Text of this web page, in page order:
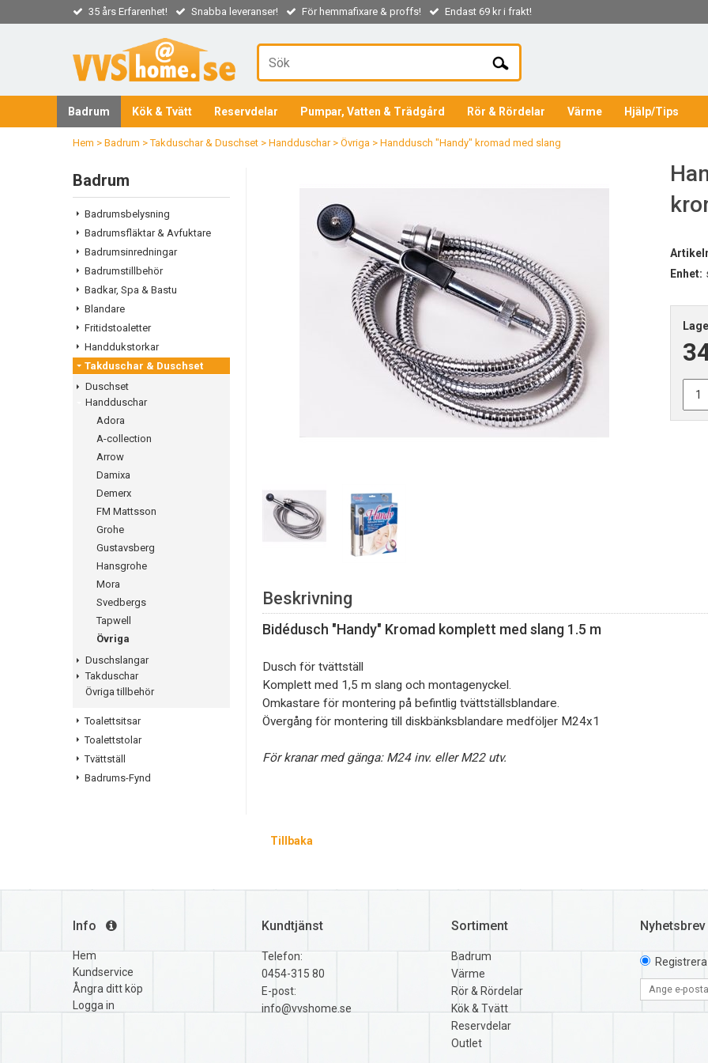
35 års Erfarenhet! Snabba leveranser! För hemmafixare & proffs! Endast 69 kr i frakt!
Badrum Kök & Tvätt Reservdelar Pumpar, Vatten & Trädgård Rör & Rördelar Värme Hjälp/Tips
Hem > Badrum >Takduschar & Duschset > Handduschar> Övriga > Handdusch "Handy" kromad med slang
Badrum
Badrumsbelysning
Badrumsfläktar & Avfuktare
Badrumsinredningar
Badrumstillbehör
Badkar, Spa & Bastu
Blandare
Fritidstoaletter
Handdukstorkar
Takduschar & Duschset
Duschset
Handduschar
Adora
A-collection
Arrow
Damixa
Demerx
FM Mattsson
Grohe
Gustavsberg
Hansgrohe
Mora
Svedbergs
Tapwell
Övriga
Duschslangar
Takduschar
Övriga tillbehör
Toalettsitsar
Toalettstolar
Tvättställ
Badrums-Fynd
Enhet:
Beskrivning
Bidédusch "Handy" Kromad komplett med slang 1.5 m
Dusch för tvättställ
Komplett med 1,5 m slang och montagenyckel.
Omkastare för montering på befintlig tvättställsblandare.
Övergång för montering till diskbänksblandare medföljer M24x1
För kranar med gänga: M24 inv. eller M22 utv.
Tillbaka
Info
Hem
Kundservice
Ångra ditt köp
Logga in
Kundtjänst
Telefon:
0454-315 80
E-post:
info@vvshome.se
Sortiment
Badrum
Värme
Rör & Rördelar
Kök & Tvätt
Reservdelar
Outlet
Nyhetsbrev
Registrera